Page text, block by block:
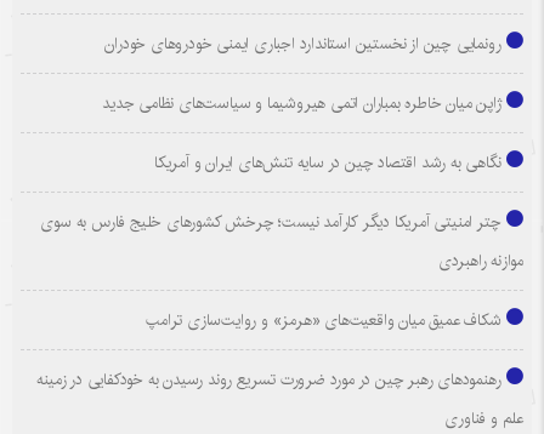
رونمایی چین از نخستین استاندارد اجباری ایمنی خودروهای خودران
ژاپن میان خاطره بمباران اتمی هیروشیما و سیاست‌های نظامی جدید
نگاهی به رشد اقتصاد چین در سایه تنش‌های ایران و آمریکا
چتر امنیتی آمریکا دیگر کارآمد نیست؛ چرخش کشورهای خلیج فارس به سوی
موازنه راهبردی
شکاف عمیق میان واقعیت‌های «هرمز» و روایت‌سازی ترامپ
رهنمودهای رهبر چین در مورد ضرورت تسریع روند رسیدن به خودکفایی در زمینه
علم و فناوری